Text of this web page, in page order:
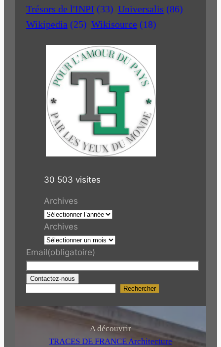
Trésors de l'INPI (33) Universalis (86)
Wikipedia (25) Wikisource (18)
30 503 visites
Archives
Archives
Email(obligatoire)
Contactez-nous
Rechercher
A découvrir
TRACES DE FRANCE Architecture